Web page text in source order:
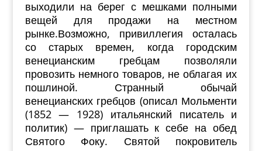
выходили на берег с мешками полными
вещей для продажи на местном
рынке.Возможно, привиллегия осталась
со старых времен, когда городским
венецианским гребцам позволяли
провозить немного товаров, не облагая их
пошлиной. Странный обычай
венецианских гребцов (описал Мольменти
(1852 — 1928) итальянский писатель и
политик) — приглашать к себе на обед
Святого Фоку. Святой покровитель